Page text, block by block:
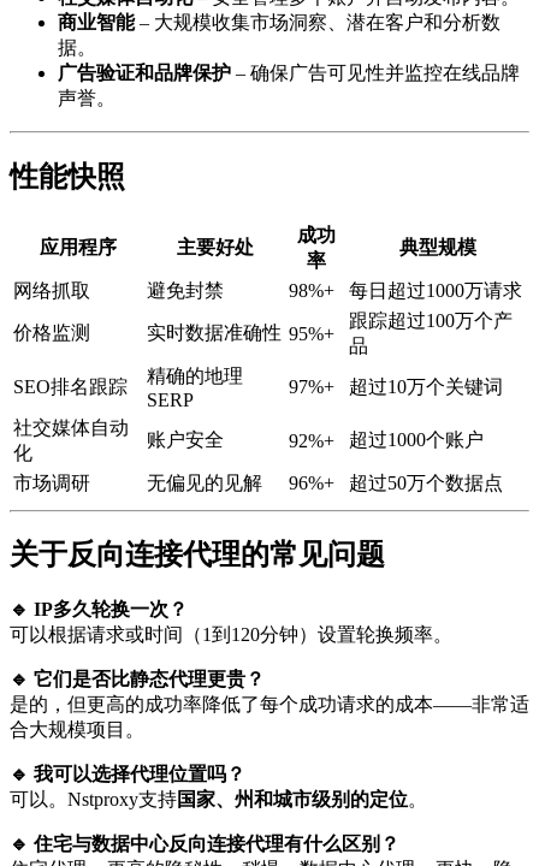
商业智能– 大规模收集市场洞察、潜在客户和分析数
据。
广告验证和品牌保护 – 确保广告可见性并监控在线品牌
声誉。
性能快照
应用程序 主要好处
成功
率
典型规模
网络抓取 避免封禁 98%+ 每日超过1000万请求
价格监测 实时数据准确性 95%+
跟踪超过100万个产
品
SEO排名跟踪
精确的地理
SERP
97%+
超过10万个关键词
社交媒体自动
化
账户安全 92%+ 超过1000个账户
市场调研 无偏见的见解 96%+ 超过50万个数据点
关于反向连接代理的常见问题
🔹 IP多久轮换一次？
可以根据请求或时间（1到120分钟）设置轮换频率。
🔹 它们是否比静态代理更贵？
是的，但更高的成功率降低了每个成功请求的成本——非常适
合大规模项目。
🔹 我可以选择代理位置吗？
可以。Nstproxy支持国家、州和城市级别的定位。
🔹 住宅与数据中心反向连接代理有什么区别？